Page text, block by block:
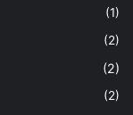
(1)
(2)
(2)
(2)